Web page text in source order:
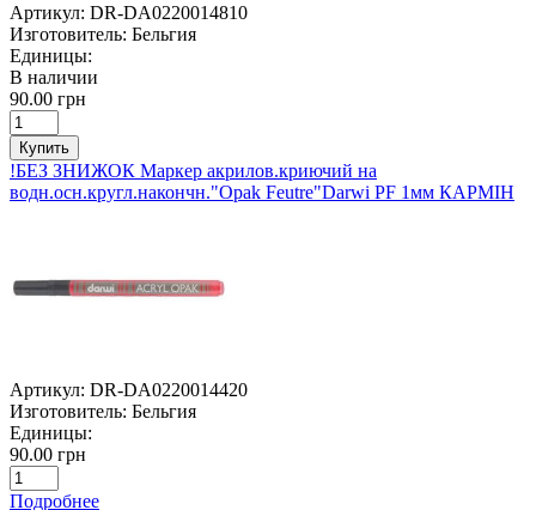
Артикул: DR-DA0220014810
Изготовитель: Бельгия
Единицы:
В наличии
90.00 грн
Купить
!БЕЗ ЗНИЖОК Маркер акрилов.криючий на
водн.осн.кругл.накончн."Opak Feutre"Darwi PF 1мм КАРМІН
Артикул: DR-DA0220014420
Изготовитель: Бельгия
Единицы:
90.00 грн
Подробнее